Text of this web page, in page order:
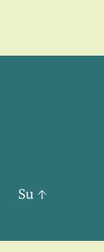
Su ↑